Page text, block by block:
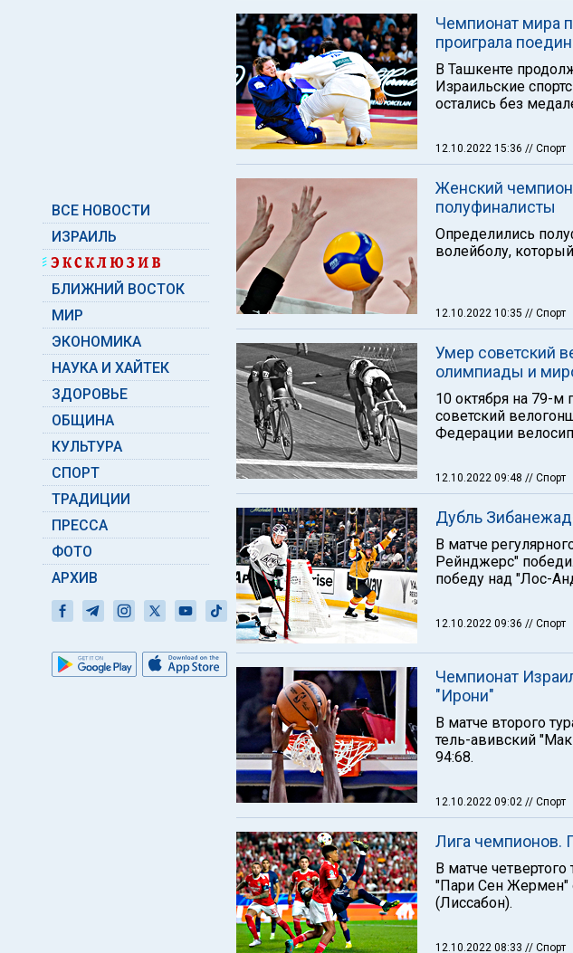
ВСЕ НОВОСТИ
ИЗРАИЛЬ
БЛИЖНИЙ ВОСТОК
МИР
ЭКОНОМИКА
НАУКА И ХАЙТЕК
ЗДОРОВЬЕ
ОБЩИНА
КУЛЬТУРА
СПОРТ
ТРАДИЦИИ
ПРЕССА
ФОТО
АРХИВ
Чемпионат мира
проиграла
В Ташкенте
Израильские
остались без
12.10.2022 15:36 // Спорт
Женский
полуфиналисты
Определились
волейболу,
12.10.2022 10:35 // Спорт
Умер советский
олимпиады и
10 октября на 79-м
советский
Федерации
12.10.2022 09:48 // Спорт
Дубль
В матче
Рейнджерс"
победу над "Лос-
12.10.2022 09:36 // Спорт
Чемпионат
"Ирони"
В матче второго
тель-авивский
94:68.
12.10.2022 09:02 // Спорт
Лига чемпионов.
В матче
"Пари Сен Жермен"
(Лиссабон).
12.10.2022 08:33 // Спорт